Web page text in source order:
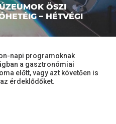
ÖSZI
– HÉTVÉGI
napi programoknak
a gasztronómiai
előtt, vagy azt követően is
érdeklődőket.